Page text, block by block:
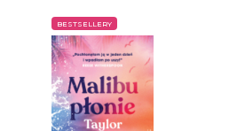
BESTSELLERY